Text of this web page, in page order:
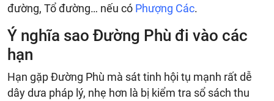
đường, Tổ đường… nếu có Phượng Các.
Ý nghĩa sao Đường Phù đi vào các
hạn
Hạn gặp Đường Phù mà sát tinh hội tụ mạnh rất dễ
dây dưa pháp lý, nhẹ hơn là bị kiểm tra sổ sách thu